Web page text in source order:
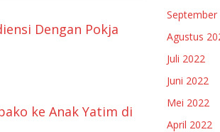
Dengan Pokja
ke Anak Yatim di
September
Agustus
Juli 2022
Juni 2022
Mei 2022
April 2022